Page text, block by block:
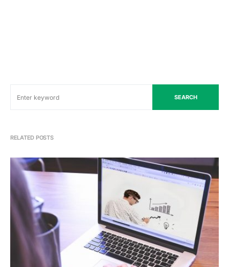
SEARCH
RELATED POSTS